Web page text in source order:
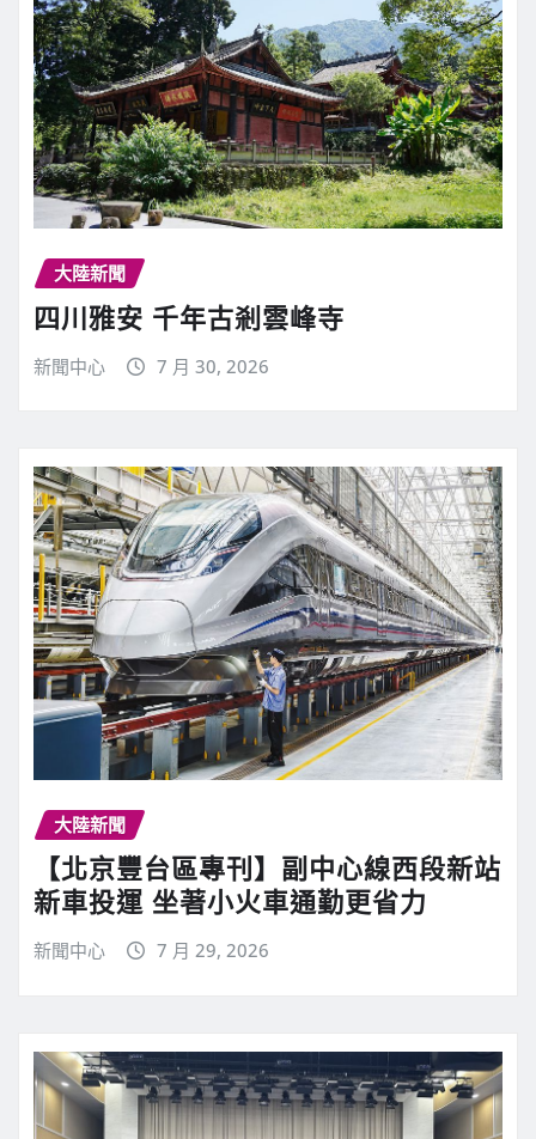
大陸新聞
四川雅安 千年古剎雲峰寺
新聞中心 7 月 30, 2026
大陸新聞
【北京豐台區專刊】副中心線西段新站
新車投運 坐著小火車通勤更省力
新聞中心 7 月 29, 2026